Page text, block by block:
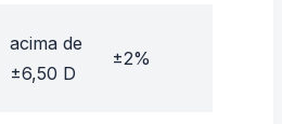
acima de
±6,50 D
±2%